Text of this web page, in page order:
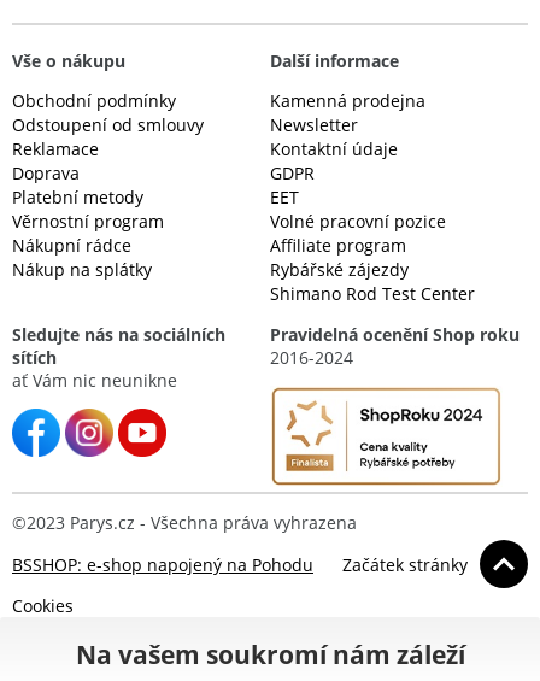
Vše o nákupu
Obchodní podmínky
Odstoupení od smlouvy
Reklamace
Doprava
Platební metody
Věrnostní program
Nákupní rádce
Nákup na splátky
Další informace
Kamenná prodejna
Newsletter
Kontaktní údaje
GDPR
EET
Volné pracovní pozice
Affiliate program
Rybářské zájezdy
Shimano Rod Test Center
Sledujte nás na sociálních
sítích
ať Vám nic neunikne
Pravidelná ocenění Shop roku
2016-2024
©2023 Parys.cz - Všechna práva vyhrazena
BSSHOP: e-shop napojený na Pohodu
Začátek stránky
Cookies
Na vašem soukromí nám záleží